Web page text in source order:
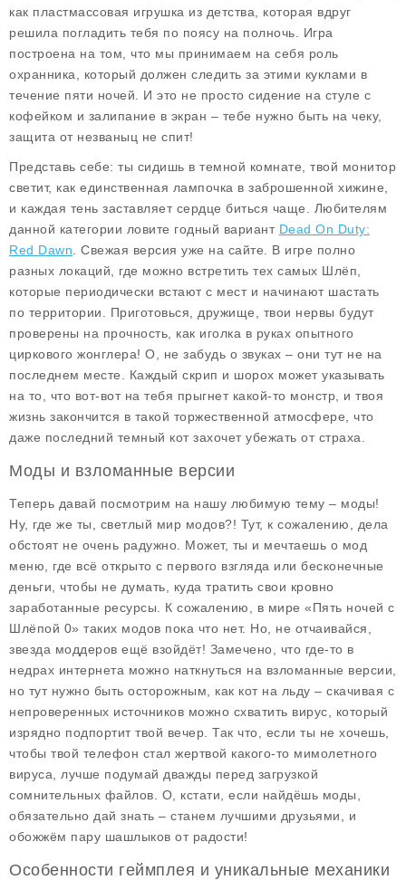
как пластмассовая игрушка из детства, которая вдруг
решила погладить тебя по поясу на полночь. Игра
построена на том, что мы принимаем на себя роль
охранника, который должен следить за этими куклами в
течение пяти ночей. И это не просто сидение на стуле с
кофейком и залипание в экран – тебе нужно быть на чеку,
защита от незваныц не спит!
Представь себе: ты сидишь в темной комнате, твой монитор
светит, как единственная лампочка в заброшенной хижине,
и каждая тень заставляет сердце биться чаще. Любителям
данной категории ловите годный вариант Dead On Duty:
Red Dawn . Свежая версия уже на сайте. В игре полно
разных локаций, где можно встретить тех самых Шлёп,
которые периодически встают с мест и начинают шастать
по территории. Приготовься, дружище, твои нервы будут
проверены на прочность, как иголка в руках опытного
циркового жонглера! О, не забудь о звуках – они тут не на
последнем месте. Каждый скрип и шорох может указывать
на то, что вот-вот на тебя прыгнет какой-то монстр, и твоя
жизнь закончится в такой торжественной атмосфере, что
даже последний темный кот захочет убежать от страха.
Моды и взломанные версии
Теперь давай посмотрим на нашу любимую тему – моды!
Ну, где же ты, светлый мир модов?! Тут, к сожалению, дела
обстоят не очень радужно. Может, ты и мечтаешь о мод
меню, где всё открыто с первого взгляда или бесконечные
деньги, чтобы не думать, куда тратить свои кровно
заработанные ресурсы. К сожалению, в мире «Пять ночей с
Шлёпой 0» таких модов пока что нет. Но, не отчаивайся,
звезда моддеров ещё взойдёт! Замечено, что где-то в
недрах интернета можно наткнуться на взломанные версии,
но тут нужно быть осторожным, как кот на льду – скачивая с
непроверенных источников можно схватить вирус, который
изрядно подпортит твой вечер. Так что, если ты не хочешь,
чтобы твой телефон стал жертвой какого-то мимолетного
вируса, лучше подумай дважды перед загрузкой
сомнительных файлов. О, кстати, если найдёшь моды,
обязательно дай знать – станем лучшими друзьями, и
обожжём пару шашлыков от радости!
Особенности геймплея и уникальные механики